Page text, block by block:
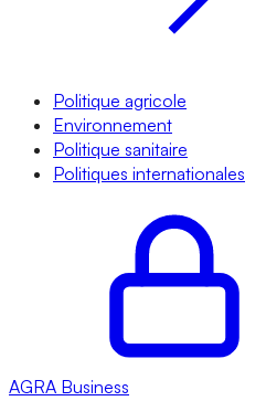
Politique agricole
Environnement
Politique sanitaire
Politiques internationales
AGRA Business